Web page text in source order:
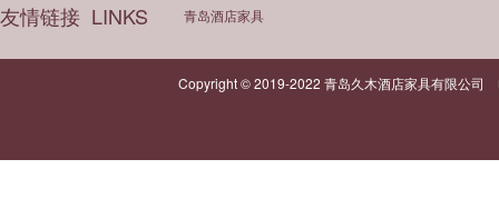
友情链接 LINKS 青岛酒店家具
Copyright © 2019-2022 青岛久木酒店家具有限公